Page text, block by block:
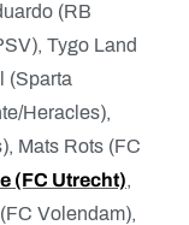
(RB
Tygo Land
(Sparta
Heracles),
Mats Rots (FC
(FC Utrecht),
Volendam),